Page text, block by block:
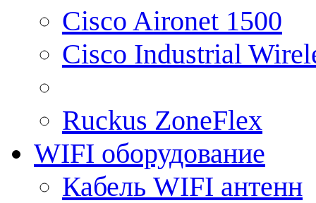
Cisco Aironet 1500
Cisco Industrial
Ruckus ZoneFlex
WIFI оборудование
Кабель WIFI антенн